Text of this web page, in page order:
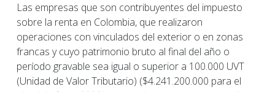
Las empresas que son contribuyentes del impuesto
sobre la renta en Colombia, que realizaron
operaciones con vinculados del exterior o en zonas
francas y cuyo patrimonio bruto al final del año o
período gravable sea igual o superior a 100.000 UVT
(Unidad de Valor Tributario) ($4.241.200.000 para el